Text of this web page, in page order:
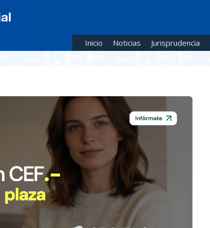
Inicio Noticias Jurisprudencia